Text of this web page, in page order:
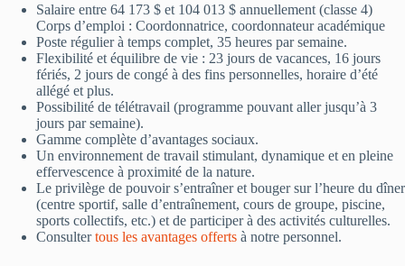
Salaire entre 64 173 $ et 104 013 $ annuellement (classe 4)
Corps d’emploi : Coordonnatrice, coordonnateur académique
Poste régulier à temps complet, 35 heures par semaine.
Flexibilité et équilibre de vie : 23 jours de vacances, 16 jours
fériés, 2 jours de congé à des fins personnelles, horaire d’été
allégé et plus.
Possibilité de télétravail (programme pouvant aller jusqu’à 3
jours par semaine).
Gamme complète d’avantages sociaux.
Un environnement de travail stimulant, dynamique et en pleine
effervescence à proximité de la nature.
Le privilège de pouvoir s’entraîner et bouger sur l’heure du dîner
(centre sportif, salle d’entraînement, cours de groupe, piscine,
sports collectifs, etc.) et de participer à des activités culturelles.
Consultertous les avantages offerts à notre personnel.